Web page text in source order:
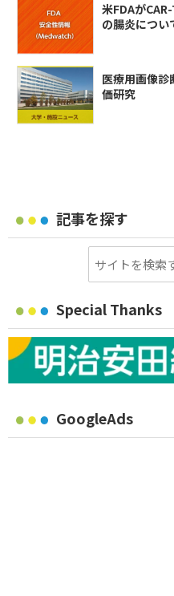
米FDAが
の腸炎につい
医療用画像診
価研究
記事を探す
Special Thanks
GoogleAds